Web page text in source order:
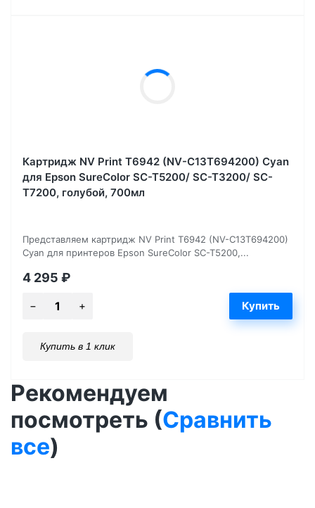
Картридж NV Print T6942 (NV-C13T694200) Cyan
для Epson SureColor SC-T5200/ SC-T3200/ SC-
T7200, голубой, 700мл
Представляем картридж NV Print T6942 (NV-C13T694200)
Cyan для принтеров Epson SureColor SC-T5200,...
4 295 ₽
Купить в 1 клик
Рекомендуем
посмотреть (Сравнить
все)